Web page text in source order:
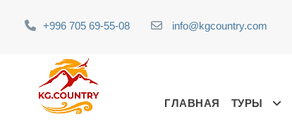
+996 705 69-55-08 info@kgcountry.com
ГЛАВНАЯ ТУРЫ